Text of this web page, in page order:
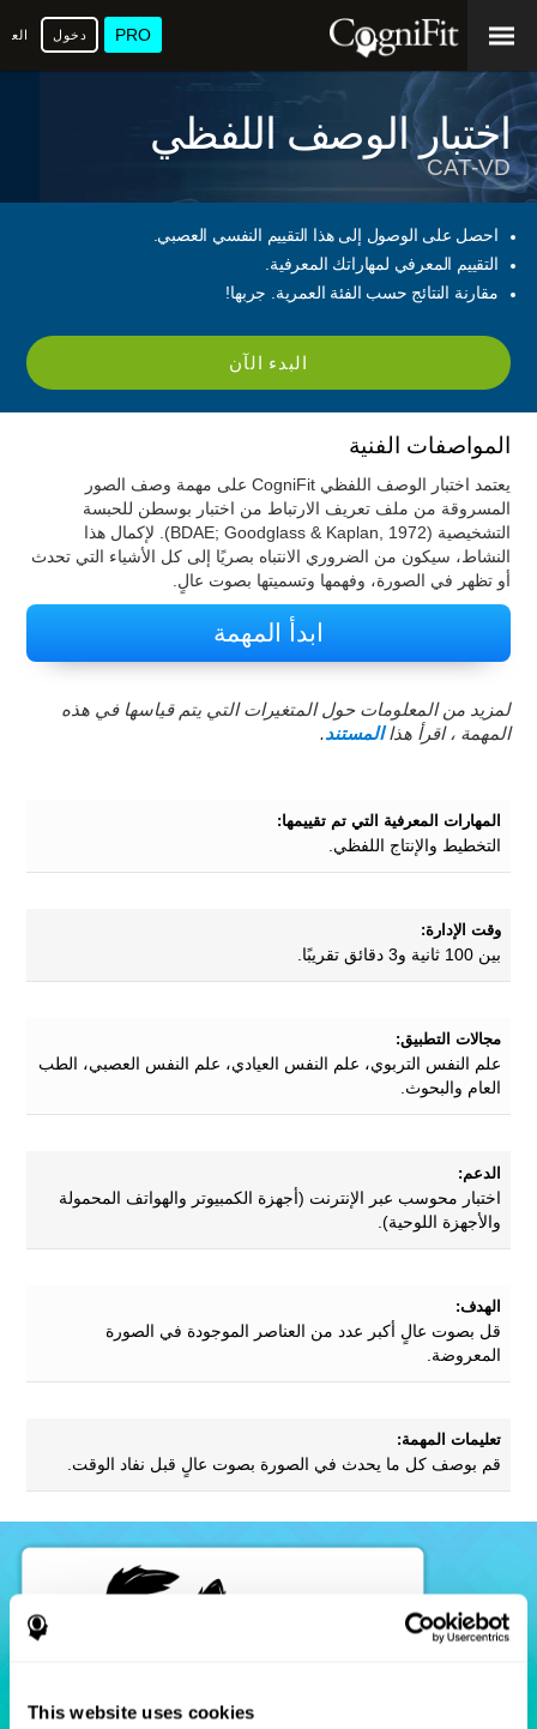
This website uses cookies
PRO دخول
اختبار الوصف اللفظي
CAT-VD
احصل على الوصول إلى هذا التقييم النفسي العصبي.
التقييم المعرفي لمهاراتك المعرفية.
مقارنة النتائج حسب الفئة العمرية. جربها!
البدء الآن
المواصفات الفنية
يعتمد اختبار الوصف اللفظي CogniFit على مهمة وصف الصور
المسروقة من ملف تعريف الارتباط من اختبار بوسطن للحبسة
التشخيصية (BDAE; Goodglass & Kaplan, 1972). لإكمال هذا
النشاط، سيكون من الضروري الانتباه بصريًا إلى كل الأشياء التي تحدث
أو تظهر في الصورة، وفهمها وتسميتها بصوت عالٍ.
ابدأ المهمة
لمزيد من المعلومات حول المتغيرات التي يتم قياسها في هذه
المهمة ، اقرأ هذاالمستند.
المهارات المعرفية التي تم تقييمها:
التخطيط والإنتاج اللفظي.
وقت الإدارة:
بين 100 ثانية و3 دقائق تقريبًا.
مجالات التطبيق:
علم النفس التربوي، علم النفس العيادي، علم النفس العصبي، الطب
العام والبحوث.
الدعم:
اختبار محوسب عبر الإنترنت (أجهزة الكمبيوتر والهواتف المحمولة
والأجهزة اللوحية).
الهدف:
قل بصوت عالٍ أكبر عدد من العناصر الموجودة في الصورة
المعروضة.
تعليمات المهمة:
قم بوصف كل ما يحدث في الصورة بصوت عالٍ قبل نفاد الوقت.